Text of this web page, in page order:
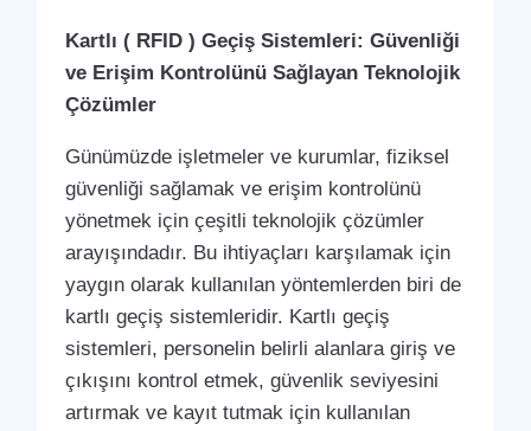
Kartlı ( RFID ) Geçiş Sistemleri: Güvenliği
ve Erişim Kontrolünü Sağlayan Teknolojik
Çözümler
Günümüzde işletmeler ve kurumlar, fiziksel
güvenliği sağlamak ve erişim kontrolünü
yönetmek için çeşitli teknolojik çözümler
arayışındadır. Bu ihtiyaçları karşılamak için
yaygın olarak kullanılan yöntemlerden biri de
kartlı geçiş sistemleridir. Kartlı geçiş
sistemleri, personelin belirli alanlara giriş ve
çıkışını kontrol etmek, güvenlik seviyesini
artırmak ve kayıt tutmak için kullanılan